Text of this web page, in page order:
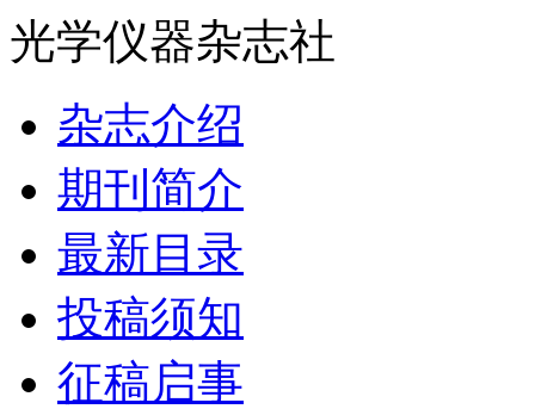
光学仪器杂志社
杂志介绍
期刊简介
最新目录
投稿须知
征稿启事